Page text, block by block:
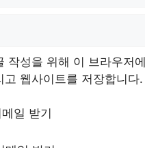
작성을 위해 이 브라우저
고 웹사이트를 저장합니다.
일 받기